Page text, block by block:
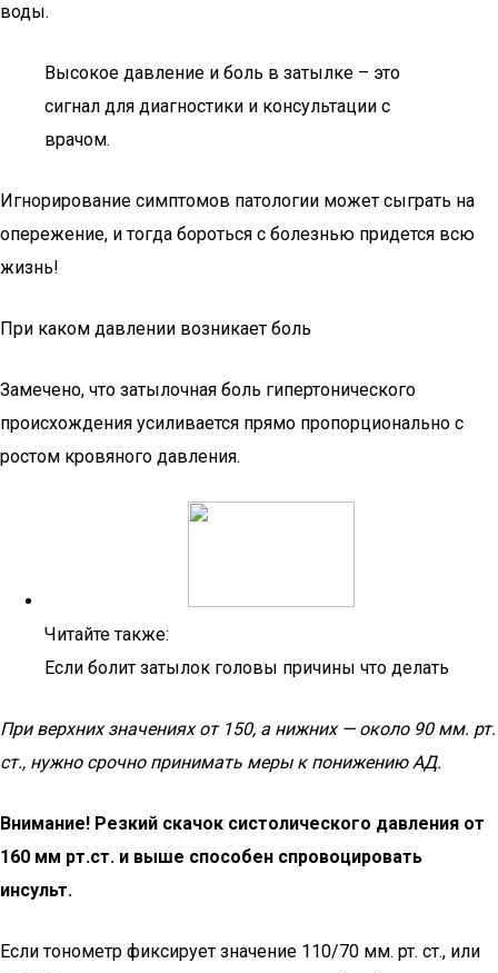
воды.
Высокое давление и боль в затылке – это
сигнал для диагностики и консультации с
врачом.
Игнорирование симптомов патологии может сыграть на
опережение, и тогда бороться с болезнью придется всю
жизнь!
При каком давлении возникает боль
Замечено, что затылочная боль гипертонического
происхождения усиливается прямо пропорционально с
ростом кровяного давления.
Читайте также:
Если болит затылок головы причины что делать
При верхних значениях от 150, а нижних — около 90 мм. рт.
ст., нужно срочно принимать меры к понижению АД.
Внимание! Резкий скачок систолического давления от
160 мм рт.ст. и выше способен спровоцировать
инсульт.
Если тонометр фиксирует значение 110/70 мм. рт. ст., или